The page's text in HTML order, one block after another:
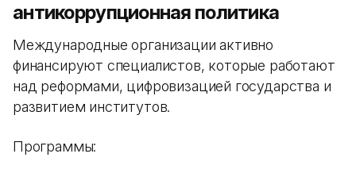
антикоррупционная политика
Международные организации активно
финансируют специалистов, которые работают
над реформами, цифровизацией государства и
развитием институтов.
Программы: